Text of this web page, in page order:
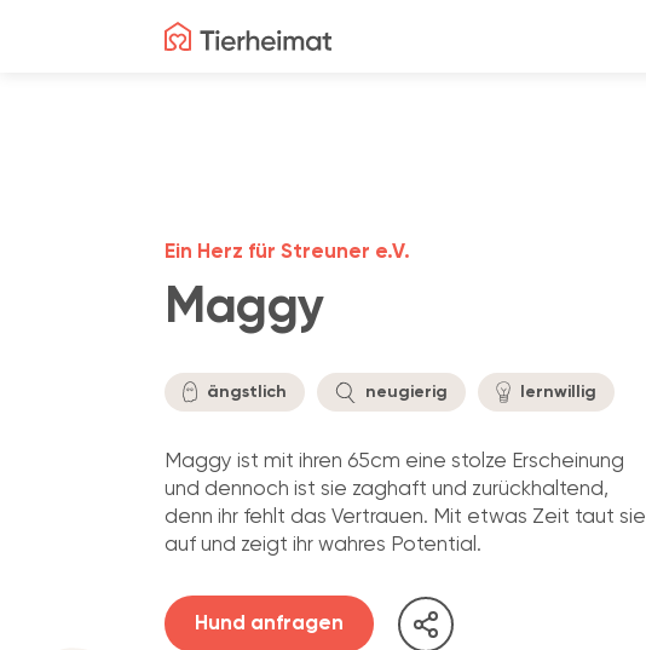
Maggy
Ein Herz für Streuner e.V.
ängstlich neugierig lernwillig
Maggy ist mit ihren 65cm eine stolze Erscheinung
und dennoch ist sie zaghaft und zurückhaltend,
denn ihr fehlt das Vertrauen. Mit etwas Zeit taut sie
auf und zeigt ihr wahres Potential.
Hund anfragen